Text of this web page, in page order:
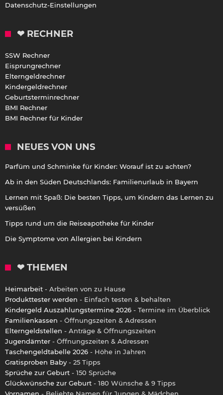
Datenschutz-Einstellungen
❤ RECHNER
SSW Rechner
Eisprungrechner
Elterngeldrechner
Kindergeldrechner
Geburtsterminrechner
BMI Rechner
BMI Rechner für Kinder
NEUES VON UNS
Parfüm und Schminke für Kinder: Worauf ist zu achten?
Ab in den Süden Deutschlands: Familienurlaub in Bayern
Lernen mit Spaß: Die besten Tipps, um Kindern das Lernen zu
versüßen
Tipps rund um die Reiseapotheke für Kinder
Die Symptome von Allergien bei Kindern
❤ THEMEN
Heimarbeit - Arbeiten von zu Hause
Produkttester werden - Einfach testen & behalten
Kindergeld Auszahlungstermine 2026 - Termine im Überblick
Familienkassen - Öffnungszeiten & Adressen
Elterngeldstellen - Anträge & Öffnungszeiten
Jugendämter - Öffnungszeiten & Adressen
Taschengeldtabelle 2026 - Höhe in Jahren
Gratisproben Baby - 25 Tipps
Sprüche zur Geburt - 150 Sprüche
Glückwünsche zur Geburt - 180 Wünsche & 9 Tipps